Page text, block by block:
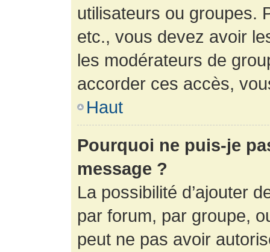
utilisateurs ou groupes.
etc., vous devez avoir
les modérateurs de
accorder ces accès,
Haut
Pourquoi ne puis-je
message ?
La possibilité d’ajouter
par forum, par groupe,
peut ne pas avoir